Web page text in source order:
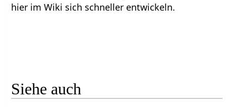
hier im Wiki sich schneller entwickeln.
Siehe auch